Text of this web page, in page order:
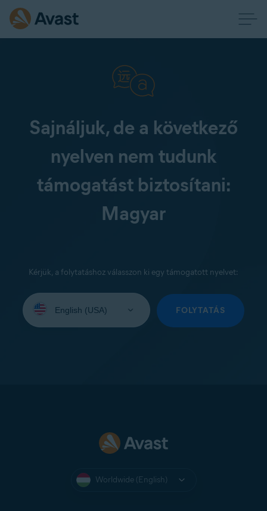
Sajnáljuk, de a következő
nyelven nem tudunk
támogatást biztosítani:
Magyar
Kérjük, a folytatáshoz válasszon ki egy támogatott nyelvet:
your
FOLYTATÁS
Worldwide (English)